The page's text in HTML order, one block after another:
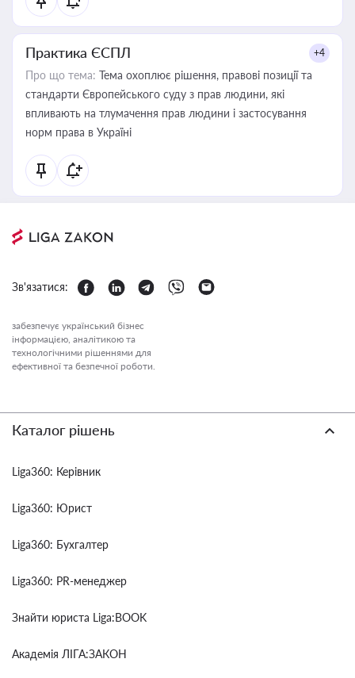
Практика ЄСПЛ +4
Про що тема: Тема охоплює рішення, правові позиції та
стандарти Європейського суду з прав людини, які
впливають на тлумачення прав людини і застосування
норм права в Україні
Зв'язатися:
забезпечує український бізнес
інформацією, аналітикою та
технологічними рішеннями для
ефективної та безпечної роботи.
Каталог рішень
Liga360: Керівник
Liga360: Юрист
Liga360: Бухгалтер
Liga360: PR-менеджер
Знайти юриста Liga:BOOK
Академія ЛІГА:ЗАКОН